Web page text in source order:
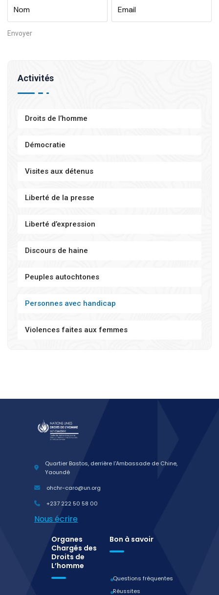
Activités
Droits de l’homme
Démocratie
Visites aux détenus
Liberté de la presse
Liberté d’expression
Discours de haine
Peuples autochtones
Personnes avec handicap
Violences faites aux femmes
Quartier Bastos, derrière l'Ambassade de Chine,
Yaoundé
ohchr-caro@un.org
+237 222 50 58 00
Nous écrire
Organes
Chargés des
Droits de
L’homme
Bon à savoir
Questions fréquentes
Réussites